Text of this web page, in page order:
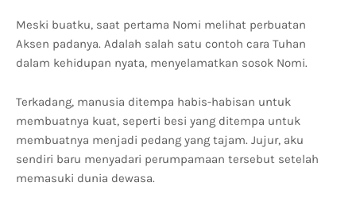
Meski buatku, saat pertama Nomi melihat perbuatan
Aksen padanya. Adalah salah satu contoh cara Tuhan
dalam kehidupan nyata, menyelamatkan sosok Nomi.
Terkadang, manusia ditempa habis-habisan untuk
membuatnya kuat, seperti besi yang ditempa untuk
membuatnya menjadi pedang yang tajam. Jujur, aku
sendiri baru menyadari perumpamaan tersebut setelah
memasuki dunia dewasa.